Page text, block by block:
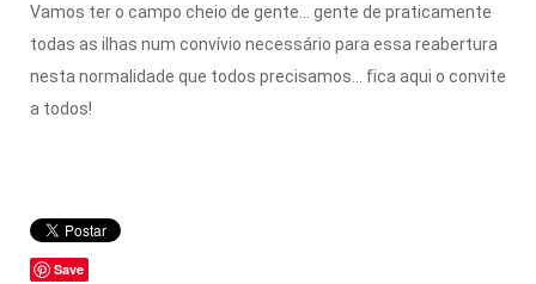
Vamos ter o campo cheio de gente… gente de praticamente
todas as ilhas num convívio necessário para essa reabertura
nesta normalidade que todos precisamos… fica aqui o convite
a todos!
Save